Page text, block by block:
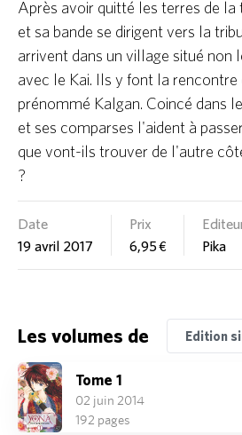
Après avoir quitté les terres de la
et sa bande se dirigent vers la
arrivent dans un village situé non
avec le Kai. Ils y font la rencontre
prénommé Kalgan. Coincé dans
et ses comparses l'aident à
que vont-ils trouver de l'autre
?
Date
19 avril 2017
Prix
6,95 €
Pika
Les volumes de Edition
Tome 1
02 juin 2014
192 pages